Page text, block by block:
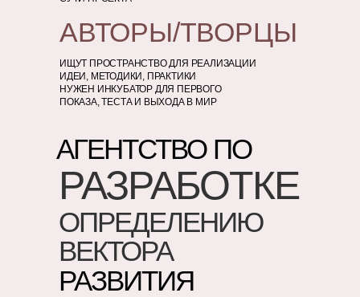
АВТОРЫ/ТВОРЦЫ
ИЩУТ ПРОСТРАНСТВО ДЛЯ РЕАЛИЗАЦИИ
ИДЕИ, МЕТОДИКИ, ПРАКТИКИ
НУЖЕН ИНКУБАТОР ДЛЯ ПЕРВОГО
ПОКАЗА, ТЕСТА И ВЫХОДА В МИР
РАЗРАБОТКЕ
ОПРЕДЕЛЕНИЮ
ВЕКТОРА
РАЗВИТИЯ
АГЕНТСТВО ПО